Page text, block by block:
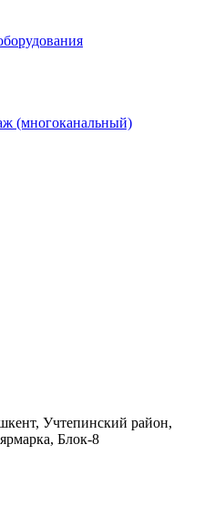
(многоканальный)
Учтепинский район,
Блок-8